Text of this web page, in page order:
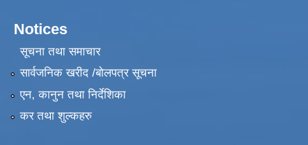
Notices
सूचना तथा समाचार
सार्वजनिक खरीद /बोलपत्र सूचना
एन, कानुन तथा निर्देशिका
कर तथा शुल्कहरु